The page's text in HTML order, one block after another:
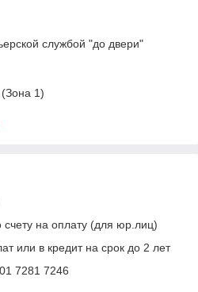
службой "до двери"
1)
счету на оплату (для юр.лиц)
или в кредит на срок до 2 лет
7281 7246